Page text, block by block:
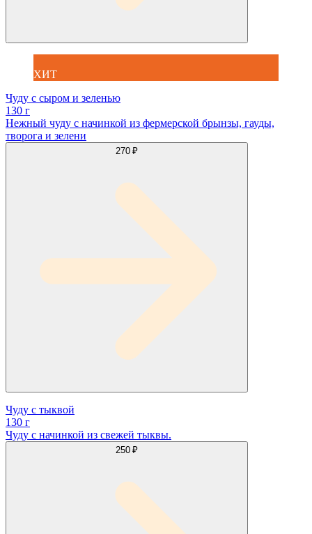
ХИТ
Чуду с сыром и зеленью
130 г
Нежный чуду с начинкой из фермерской брынзы, гауды,
творога и зелени
270 ₽
Чуду с тыквой
130 г
Чуду с начинкой из свежей тыквы.
250 ₽